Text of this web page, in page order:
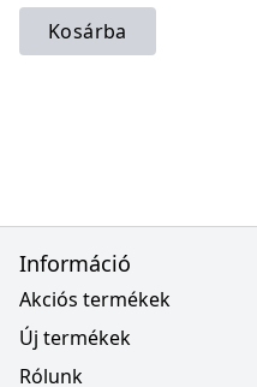
Kosárba
Információ
Akciós termékek
Új termékek
Rólunk